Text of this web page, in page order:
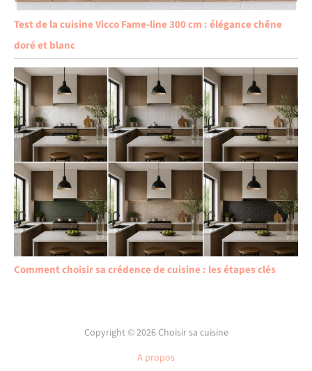
Test de la cuisine Vicco Fame-line 300 cm : élégance chêne
doré et blanc
Comment choisir sa crédence de cuisine : les étapes clés
Copyright © 2026 Choisir sa cuisine
A propos